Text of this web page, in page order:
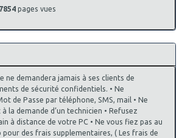
pages vues
ne demandera jamais à ses clients de
de sécurité confidentiels. • Ne
de Passe par téléphone, SMS, mail • Ne
la demande d’un technicien • Refusez
à distance de votre PC • Ne vous fiez pas au
pour des frais supplementaires, ( Les frais de